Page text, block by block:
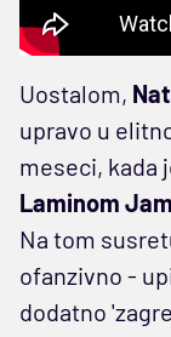
Uostalom,
upravo u
meseci, kada
Laminom
Na tom
ofanzivno -
dodatno